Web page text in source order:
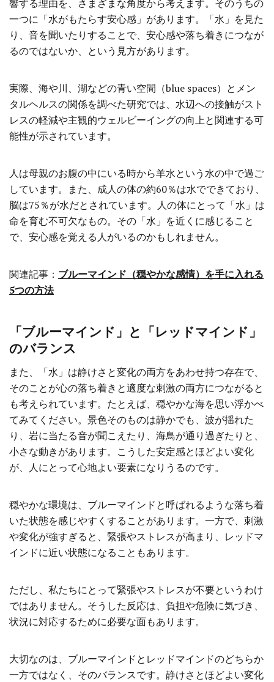
響する理由を、さまざまな角度から考えます。そのうちの
一つに「水がもたらす安心感」があります。「水」を見た
り、音を聞いたりすることで、安心感や落ち着きにつなが
るのではないか、という見方があります。
実際、海や川、湖などの青い空間（blue spaces）とメン
タルヘルスの関係を調べた研究では、水辺への接触がスト
レスの軽減や主観的ウェルビーイングの向上と関連する可
能性が示されています。
人は母親のお腹の中にいる時から羊水という水の中で過ご
しています。また、成人の体の約60％は水でできており、
脳は75％が水だとされています。人の体にとって「水」は
命を育む不可欠なもの。その「水」を近くに感じること
で、安心感を覚える人がいるのかもしれません。
関連記事： ブルーマインド（穏やかな感情）を手に入れる
5つの方法
「ブルーマインド」と「レッドマインド」
のバランス
また、「水」は静けさと変化の両方をあわせ持つ存在で、
そのことが心の落ち着きと適度な刺激の両方につながると
も考えられています。たとえば、穏やかな海を思い浮かべ
てみてください。景色そのものは静かでも、波が揺れた
り、岩に当たる音が聞こえたり、海鳥が通り過ぎたりと、
小さな動きがあります。こうした安定感とほどよい変化
が、人にとって心地よい要素になりうるのです。
穏やかな環境は、ブルーマインドと呼ばれるような落ち着
いた状態を感じやすくすることがあります。一方で、刺激
や変化が強すぎると、緊張やストレスが高まり、レッドマ
インドに近い状態になることもあります。
ただし、私たちにとって緊張やストレスが不要というわけ
ではありません。そうした反応は、負担や危険に気づき、
状況に対応するために必要な面もあります。
大切なのは、ブルーマインドとレッドマインドのどちらか
一方ではなく、そのバランスです。静けさとほどよい変化